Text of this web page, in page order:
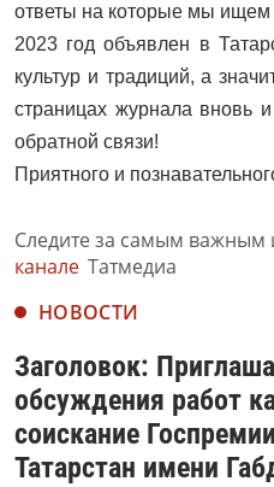
ответы на которые мы ищем
2023 год объявлен в
культур и традиций, а
страницах журнала вновь
обратной связи!
Приятного и
Следите за самым важным
канале Татмедиа
НОВОСТИ
Заголовок:
обсуждения работ
соискание
Татарстан имени